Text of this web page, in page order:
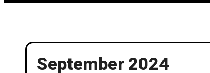
September 2024